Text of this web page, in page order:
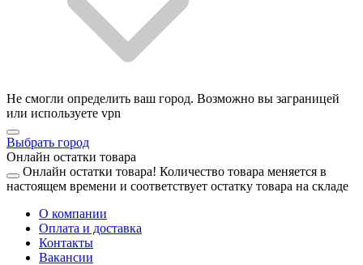
Не смогли определить ваш город. Возможно вы заграницей
или используете vpn
Выбрать город
Онлайн остатки товара
Онлайн остатки товара! Количество товара меняется в
настоящем времени и соответствует остатку товара на складе
О компании
Оплата и доставка
Контакты
Вакансии